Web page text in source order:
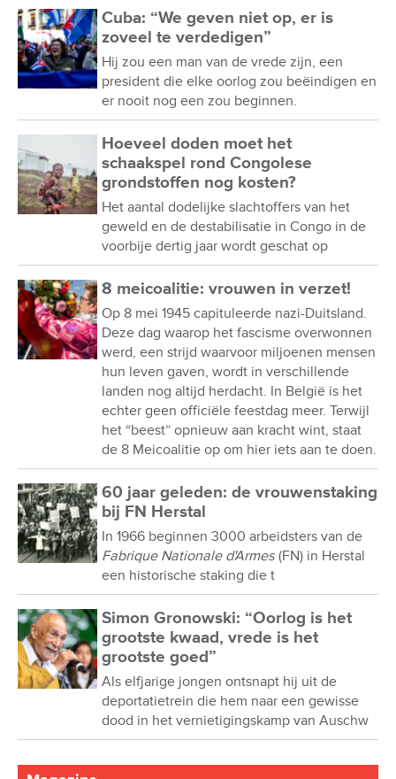
Cuba: “We geven niet op, er is
zoveel te verdedigen”
Hij zou een man van de vrede zijn, een
president die elke oorlog zou beëindigen en
er nooit nog een zou beginnen.
Hoeveel doden moet het
schaakspel rond Congolese
grondstoffen nog kosten?
Het aantal dodelijke slachtoffers van het
geweld en de destabilisatie in Congo in de
voorbije dertig jaar wordt geschat op
8 meicoalitie: vrouwen in verzet!
Op 8 mei 1945 capituleerde nazi-Duitsland.
Deze dag waarop het fascisme overwonnen
werd, een strijd waarvoor miljoenen mensen
hun leven gaven, wordt in verschillende
landen nog altijd herdacht. In België is het
echter geen officiële feestdag meer. Terwijl
het “beest” opnieuw aan kracht wint, staat
de 8 Meicoalitie op om hier iets aan te doen.
60 jaar geleden: de vrouwenstaking
bij FN Herstal
In 1966 beginnen 3000 arbeidsters van de
Fabrique Nationale d'Armes (FN) in Herstal
een historische staking die t
Simon Gronowski: “Oorlog is het
grootste kwaad, vrede is het
grootste goed”
Als elfjarige jongen ontsnapt hij uit de
deportatietrein die hem naar een gewisse
dood in het vernietigingskamp van Auschw